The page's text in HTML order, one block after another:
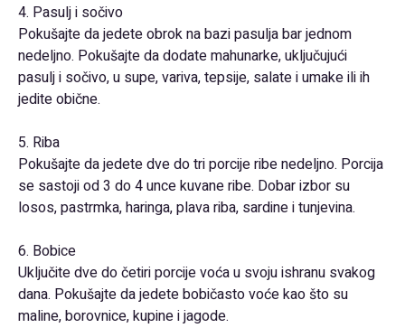
4. Pasulj i sočivo
Pokušajte da jedete obrok na bazi pasulja bar jednom
nedeljno. Pokušajte da dodate mahunarke, uključujući
pasulj i sočivo, u supe, variva, tepsije, salate i umake ili ih
jedite obične.
5. Riba
Pokušajte da jedete dve do tri porcije ribe nedeljno. Porcija
se sastoji od 3 do 4 unce kuvane ribe. Dobar izbor su
losos, pastrmka, haringa, plava riba, sardine i tunjevina.
6. Bobice
Uključite dve do četiri porcije voća u svoju ishranu svakog
dana. Pokušajte da jedete bobičasto voće kao što su
maline, borovnice, kupine i jagode.